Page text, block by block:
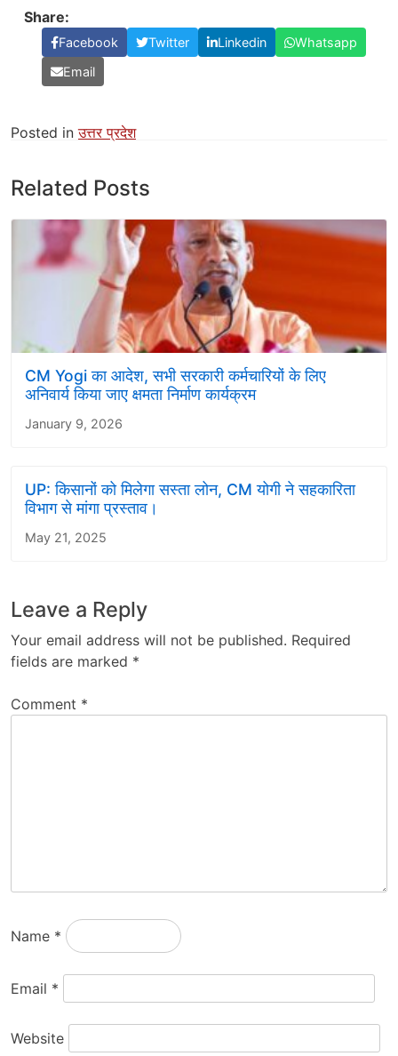
Share:
Facebook Twitter Linkedin
Whatsapp
Email
Posted inउत्तर प्रदेश
Related Posts
CM Yogi का आदेश, सभी सरकारी कर्मचारियों के लिए
अनिवार्य किया जाए क्षमता निर्माण कार्यक्रम
January 9, 2026
UP: किसानों को मिलेगा सस्ता लोन, CM योगी ने सहकारिता
विभाग से मांगा प्रस्ताव।
May 21, 2025
Leave a Reply
Your email address will not be published. Required
fields are marked *
Comment *
Name *
Email *
Website